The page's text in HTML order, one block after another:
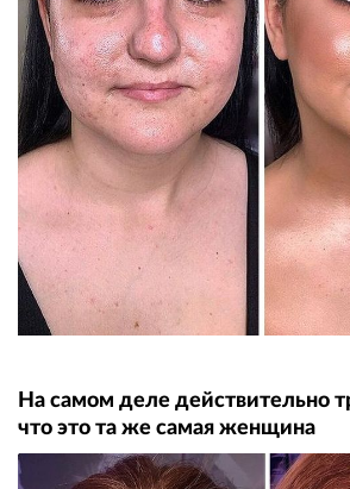
На самом деле действительно
что это та же самая женщина